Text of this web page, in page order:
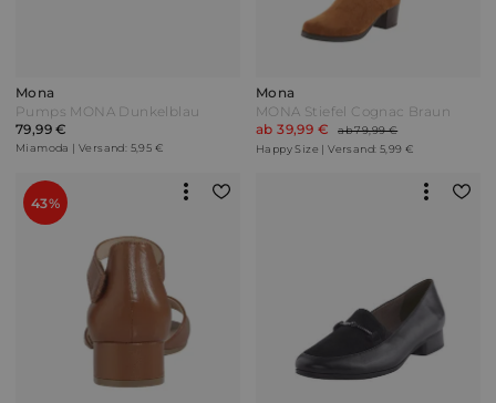
Mona
Pumps MONA Dunkelblau
79,99 €
Miamoda | Versand: 5,95 €
Mona
MONA Stiefel Cognac Braun
ab 39,99 €
ab 79,99 €
Happy Size | Versand: 5,99 €
43%